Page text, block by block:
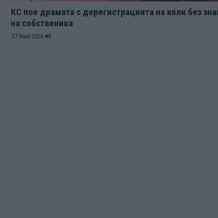
КС пое драмата с дерегистрацията на коли без
на собственика
27 Май 2026